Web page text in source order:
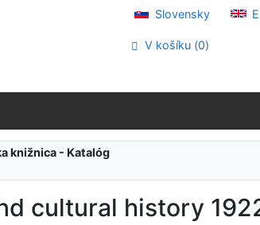
Slovensky
V košíku (0)
knižnica - Katalóg
cultural history